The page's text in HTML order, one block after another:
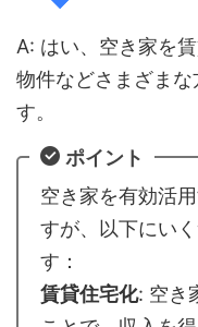
A: はい、空き家を
物件などさまざま
す。
ポイント
空き家を有効活
すが、以下にい
す：
賃貸住宅化: 空き